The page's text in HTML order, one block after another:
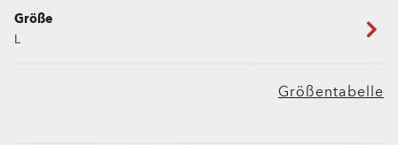
Größe
L
Größentabelle